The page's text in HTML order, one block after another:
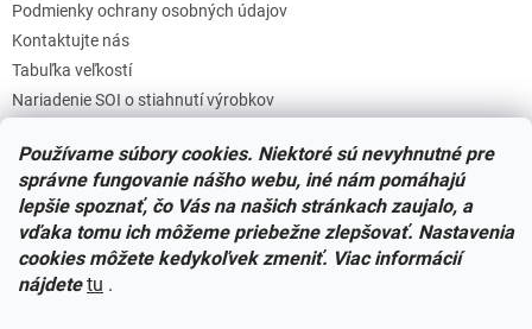
Používame súbory cookies. Niektoré sú nevyhnutné pre
správne fungovanie nášho webu, iné nám pomáhajú
lepšie spoznať, čo Vás na našich stránkach zaujalo, a
vďaka tomu ich môžeme priebežne zlepšovať. Nastavenia
cookies môžete kedykoľvek zmeniť. Viac informácií
nájdete tu .
Podmienky ochrany osobných údajov
Kontaktujte nás
Tabuľka veľkostí
Nariadenie SOI o stiahnutí výrobkov
Zásady súborov COOKIES
Facebook